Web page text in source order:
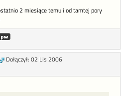
2 miesiące temu i od tamtej pory
Dołączył: 02 Lis 2006